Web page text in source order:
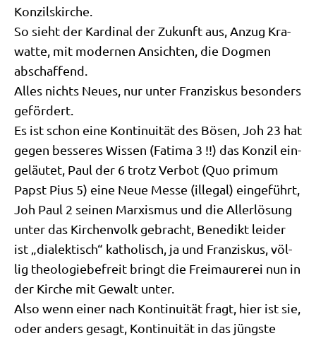
Konzilskirche.
So sieht der Kar­di­nal der Zukunft aus, Anzug Kra­
wat­te, mit moder­nen Ansich­ten, die Dog­men
abschaffend.
Alles nichts Neu­es, nur unter Fran­zis­kus beson­ders
gefördert.
Es ist schon eine Kon­ti­nui­tät des Bösen, Joh 23 hat
gegen bes­se­res Wis­sen (Fati­ma 3 !!) das Kon­zil ein­
ge­läu­tet, Paul der 6 trotz Ver­bot (Quo pri­mum
Papst Pius 5) eine Neue Mes­se (ille­gal) ein­ge­führt,
Joh Paul 2 sei­nen Mar­xis­mus und die Aller­lö­sung
unter das Kir­chen­volk gebracht, Bene­dikt lei­der
ist „dia­lek­tisch“ katho­lisch, ja und Fran­zis­kus, völ­
lig theo­lo­gie­be­freit bringt die Frei­mau­re­rei nun in
der Kir­che mit Gewalt unter.
Also wenn einer nach Kon­ti­nui­tät fragt, hier ist sie,
oder anders gesagt, Kon­ti­nui­tät in das jüng­ste